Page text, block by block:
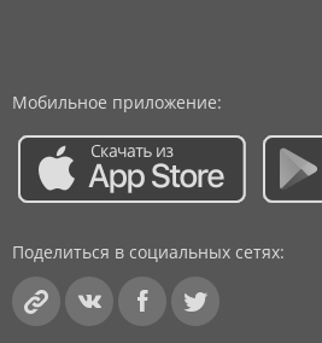
Мобильное приложение:
Поделиться в социальных сетях: